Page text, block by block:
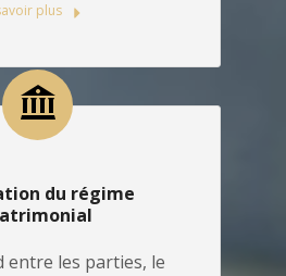
plus
du régime
entre les parties, le